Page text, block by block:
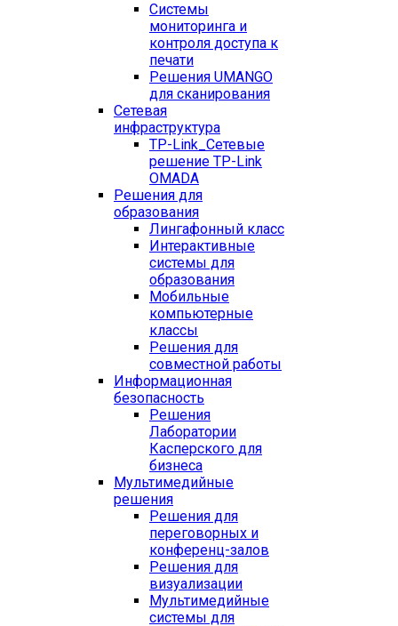
Системы
мониторинга и
контроля доступа к
печати
Решения UMANGO
для сканирования
Сетевая
инфраструктура
TP-Link_ Сетевые
решение TP-Link
OMADA
Решения для
образования
Лингафонный класс
Интерактивные
системы для
образования
Мобильные
компьютерные
классы
Решения для
совместной работы
Информационная
безопасность
Решения
Лаборатории
Касперского для
бизнеса
Мультимедийные
решения
Решения для
переговорных и
конференц-залов
Решения для
визуализации
Мультимедийные
системы для